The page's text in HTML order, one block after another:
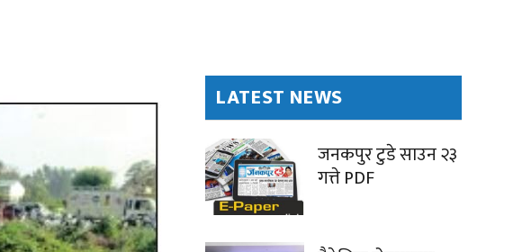
LATEST NEWS
जनकपुर टुडे साउन २३
गत्ते PDF